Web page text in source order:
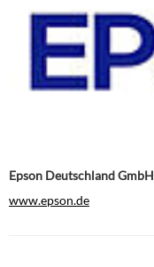
Epson Deutschland GmbH
www.epson.de